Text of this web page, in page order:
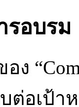
รอบรม
ง
อเป้า